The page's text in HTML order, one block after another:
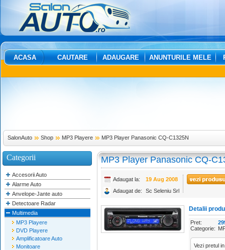
ACASA CAUTARE ADAUGARE ANUNTURILE MELE
SalonAuto Shop MP3 Playere MP3 Player Panasonic CQ-C1325N
Categorii
Accesorii Auto
Alarme Auto
Anvelope-Jante auto
Detectoare Radar
Multimedia
MP3 Playere
DVD Playere
Amplificatoare Auto
Monitoare
MP3 Player Panasonic CQ-
Adaugat la:
19 Aug 2008
Adaugat de:
Sc Seleniu Srl
Detalii
Pret:
Categorie:
Vezi pretul in